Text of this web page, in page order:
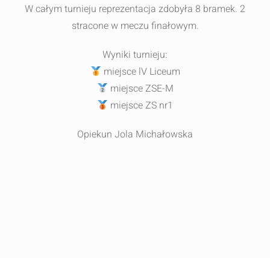
W całym turnieju reprezentacja zdobyła 8 bramek. 2
stracone w meczu finałowym.
Wyniki turnieju:
miejsce lV Liceum
miejsce ZSE-M
miejsce ZS nr1
Opiekun Jola Michałowska